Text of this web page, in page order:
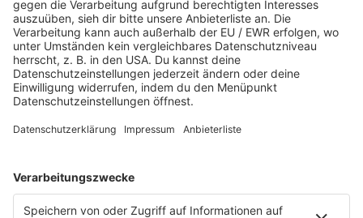
Es läuft:
BON JOVI mit SOMEDAY I'LL BE SATURDAY NIGHT